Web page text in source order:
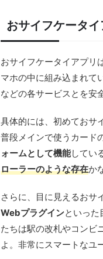
おサイフケータ
おサイフケータイアプリ
マホの中に組み込まれて
などの各サービスとを安
具体的には、初めておサ
普段メインで使うカード
ォームとして機能してい
ローラーのような存在か
さらに、目に見えるおサ
Webプラグインといった
たちは駅の改札やコンビ
よ。非常にスマートなユ